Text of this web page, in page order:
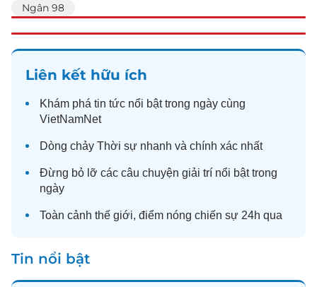
Ngân 98
Liên kết hữu ích
Khám phá tin tức nổi bật trong ngày cùng
VietNamNet
Dòng chảy Thời sự nhanh và chính xác nhất
Đừng bỏ lỡ các câu chuyện giải trí nổi bật trong
ngày
Toàn cảnh thế giới, điểm nóng chiến sự 24h qua
Tin nổi bật